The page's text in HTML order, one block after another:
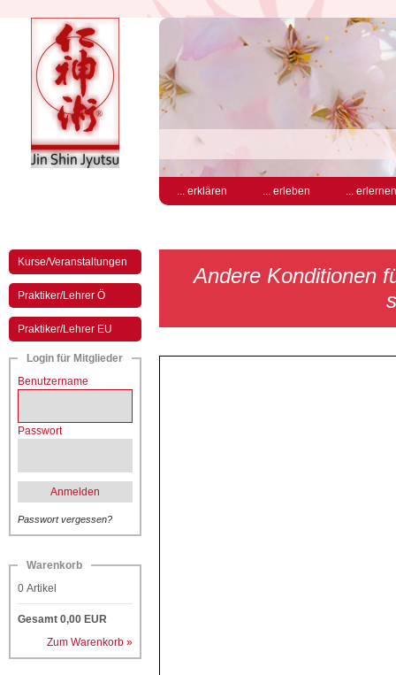
... erklären ... erleben ... erlernen
Kurse/Veranstaltungen
Praktiker/Lehrer Ö
Praktiker/Lehrer EU
Login für Mitglieder
Benutzername
Passwort
Anmelden
Passwort vergessen?
Warenkorb
0 Artikel
Gesamt 0,00 EUR
Zum Warenkorb »
Andere Konditionen